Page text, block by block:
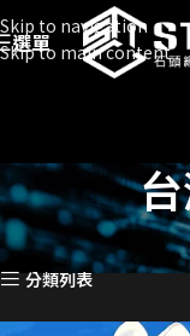
Skip to navigation
Skip to main content
選單
首頁 遊戲代儲 台灣遊戲
分類列表